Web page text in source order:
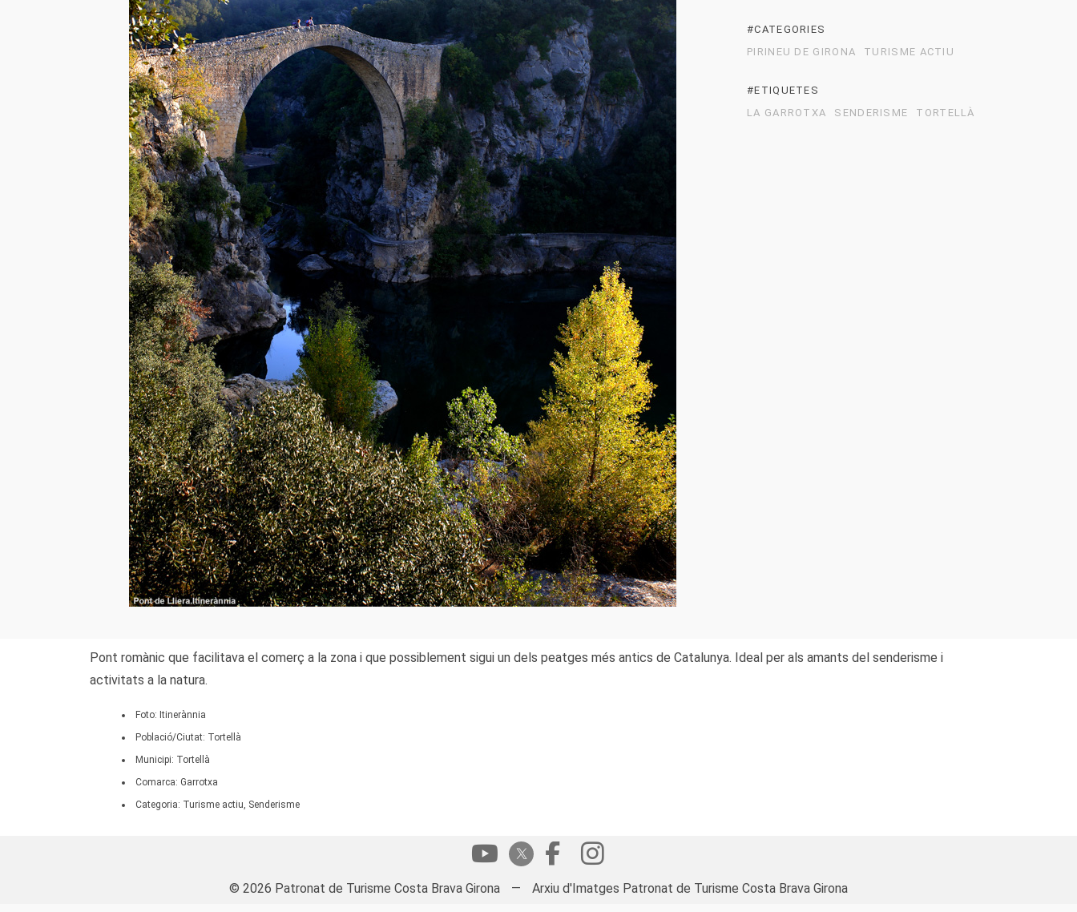
#CATEGORIES
PIRINEU DE GIRONA
TURISME ACTIU
#ETIQUETES
LA GARROTXA
SENDERISME TORTELLÀ
Pont romànic que facilitava el comerç a la zona i que possiblement sigui un dels peatges més antics de Catalunya. Ideal per als amants del senderisme i
activitats a la natura.
Foto: Itinerànnia
Població/Ciutat: Tortellà
Municipi: Tortellà
Comarca: Garrotxa
Categoria: Turisme actiu, Senderisme
© 2026 Patronat de Turisme Costa Brava Girona — Arxiu d'Imatges Patronat de Turisme Costa Brava Girona